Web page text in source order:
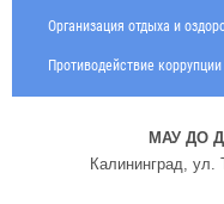
Организация отдыха и
Противодействие коррупции
МАУ ДО
Калининград, ул.